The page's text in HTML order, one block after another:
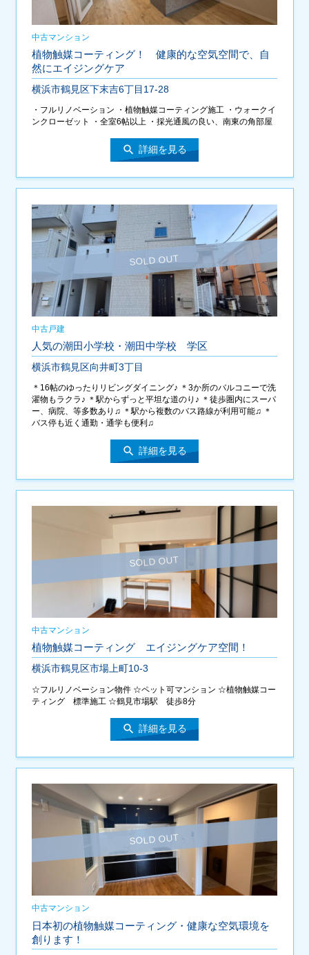
中古マンション
植物触媒コーティング！ 健康的な空気空間で、自
然にエイジングケア
横浜市鶴見区下末吉6丁目17-28
・フルリノベーション ・植物触媒コーティング施工 ・ウォークイ
ンクローゼット ・全室6帖以上 ・採光通風の良い、南東の角部屋
search 詳細を見る
中古戸建
人気の潮田小学校・潮田中学校 学区
横浜市鶴見区向井町3丁目
＊16帖のゆったりリビングダイニング♪ ＊3か所のバルコニーで洗
濯物もラクラ♪ ＊駅からずっと平坦な道のり♪ ＊徒歩圏内にスーパ
ー、病院、等多数あり♫ ＊駅から複数のバス路線が利用可能♫ ＊
バス停も近く通勤・通学も便利♫
search 詳細を見る
中古マンション
植物触媒コーティング エイジングケア空間！
横浜市鶴見区市場上町10-3
☆フルリノベーション物件 ☆ペット可マンション ☆植物触媒コー
ティング 標準施工 ☆鶴見市場駅 徒歩8分
search 詳細を見る
中古マンション
日本初の植物触媒コーティング・健康な空気環境を
創ります！